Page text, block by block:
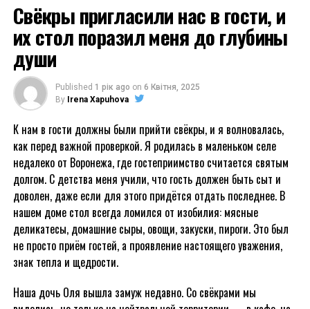
Свёкры пригласили нас в гости, и
их стол поразил меня до глубины
души
Published 1 рік ago on 6 Квітня, 2025
By Irena Xapuhova
К нам в гости должны были прийти свёкры, и я волновалась,
как перед важной проверкой. Я родилась в маленьком селе
недалеко от Воронежа, где гостеприимство считается святым
долгом. С детства меня учили, что гость должен быть сыт и
доволен, даже если для этого придётся отдать последнее. В
нашем доме стол всегда ломился от изобилия: мясные
деликатесы, домашние сыры, овощи, закуски, пироги. Это был
не просто приём гостей, а проявление настоящего уважения,
знак тепла и щедрости.
Наша дочь Оля вышла замуж недавно. Со свёкрами мы